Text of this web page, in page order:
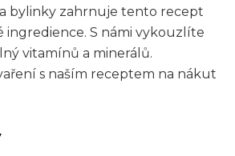
a bylinky zahrnuje tento recept
ingredience. S námi⁢ vykouzlíte
⁤vitamínů a minerálů.
s naším receptem na nákut